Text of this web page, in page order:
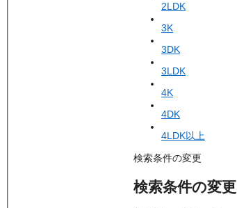
2LDK
3K
3DK
3LDK
4K
4DK
4LDK以上
検索条件の変更
検索条件の変更